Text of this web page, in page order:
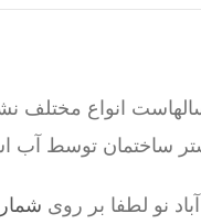
انواع مختلف نشتی
ساختمان توسط آب
نو لطفا بر روی